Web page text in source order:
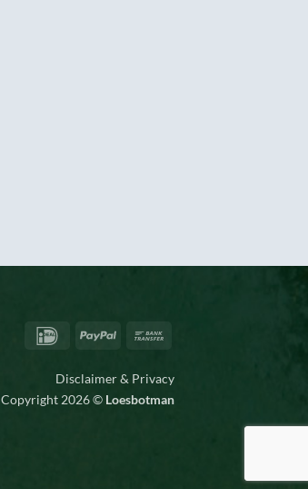
IDeal PayPal
Disclaimer & Privacy
Copyright 2026 © Loesbotman